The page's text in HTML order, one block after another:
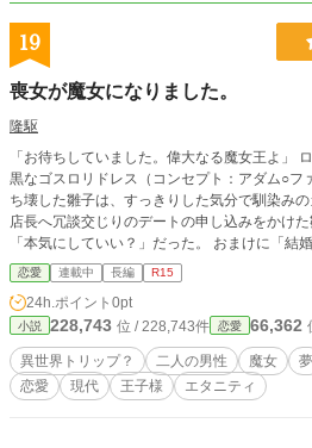
19
喪女が魔女になりました。
隆駆
「お待ちしていました。偉大なる魔女王よ」 ロクデナシな元彼の結婚式。 真っ
黒なゴスロリドレス（コンセプト：アダム○フ
ち壊した雛子は、すっきりした気分で馴染み
店長へ冗談交じりのデートの申し込みをかけ
「本気にしていい？」だった。 おまけに「結
込むつもりだから」と宣言され、慌てて敵前逃
の手この手で自分をを囲い込もうとする彼に戸
更に雛子を困惑させる奇妙な出来事があり…？ 毎夜の夢の中、美しい王子様に
愛を捧げられるのは、愛らしいお姫様…ではな
○ファミリー仕様）の魔女様」！？ ちょっと
和！！！ 逃げ癖がついた現代大人女子の、夢の中まで逃げられない日々の始ま
り―――。
恋愛 連載中 長編 R15
24h.ポイント 0pt
小説 228,743 位 / 228,743件 恋愛 66,362
異世界トリップ？ 二人の男性 魔女 夢
恋愛
現代 王子様 エタニティ